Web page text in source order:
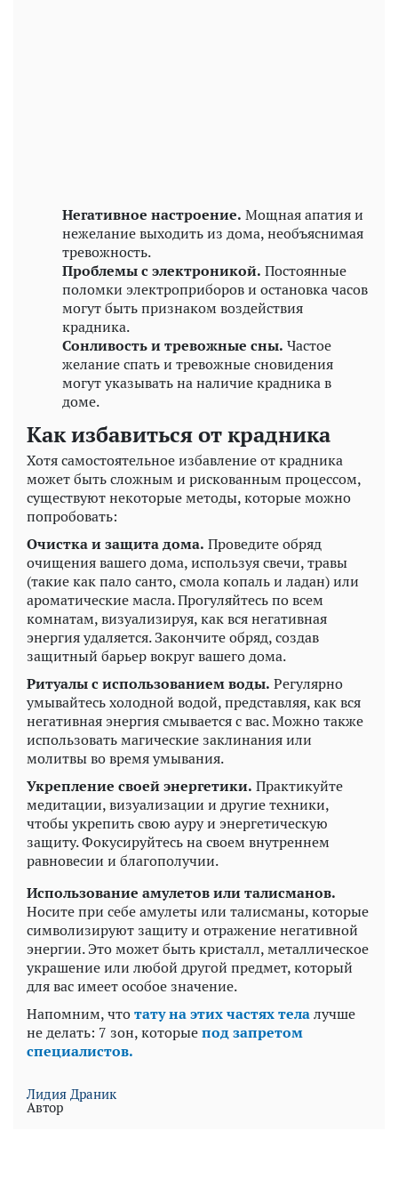
Негативное настроение. Мощная апатия и
нежелание выходить из дома, необъяснимая
тревожность.
Проблемы с электроникой. Постоянные
поломки электроприборов и остановка часов
могут быть признаком воздействия
крадника.
Сонливость и тревожные сны. Частое
желание спать и тревожные сновидения
могут указывать на наличие крадника в
доме.
Как избавиться от крадника
Хотя самостоятельное избавление от крадника
может быть сложным и рискованным процессом,
существуют некоторые методы, которые можно
попробовать:
Очистка и защита дома. Проведите обряд
очищения вашего дома, используя свечи, травы
(такие как пало санто, смола копаль и ладан) или
ароматические масла. Прогуляйтесь по всем
комнатам, визуализируя, как вся негативная
энергия удаляется. Закончите обряд, создав
защитный барьер вокруг вашего дома.
Ритуалы с использованием воды. Регулярно
умывайтесь холодной водой, представляя, как вся
негативная энергия смывается с вас. Можно также
использовать магические заклинания или
молитвы во время умывания.
Укрепление своей энергетики. Практикуйте
медитации, визуализации и другие техники,
чтобы укрепить свою ауру и энергетическую
защиту. Фокусируйтесь на своем внутреннем
равновесии и благополучии.
Использование амулетов или талисманов.
Носите при себе амулеты или талисманы, которые
символизируют защиту и отражение негативной
энергии. Это может быть кристалл, металлическое
украшение или любой другой предмет, который
для вас имеет особое значение.
Напомним, чтотату на этих частях телалучше
не делать: 7 зон, которыепод запретом
специалистов.
Лидия Драник
Автор